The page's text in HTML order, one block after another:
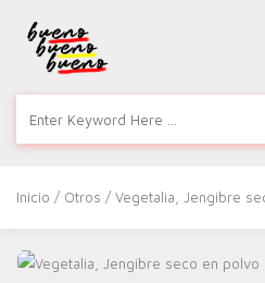
Inicio / Otros / Vegetalia, Jengibre